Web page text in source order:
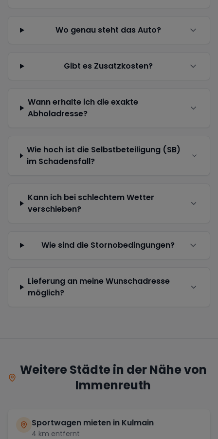
Wo genau steht das Auto?
Gibt es Zusatzkosten?
Wann erhalte ich die exakte
Abholadresse?
Wie hoch ist die Selbstbeteiligung (SB)
im Schadensfall?
Kann ich bei schlechtem Wetter
verschieben?
Wie sind die Stornobedingungen?
Lieferung an meine Wunschadresse
möglich?
Weitere Städte in der Nähe von
Immenreuth
Sportwagen mieten in Kulmain
4 km entfernt